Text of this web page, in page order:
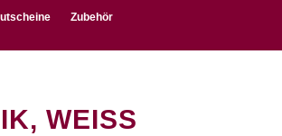
Zubehör
WEISS